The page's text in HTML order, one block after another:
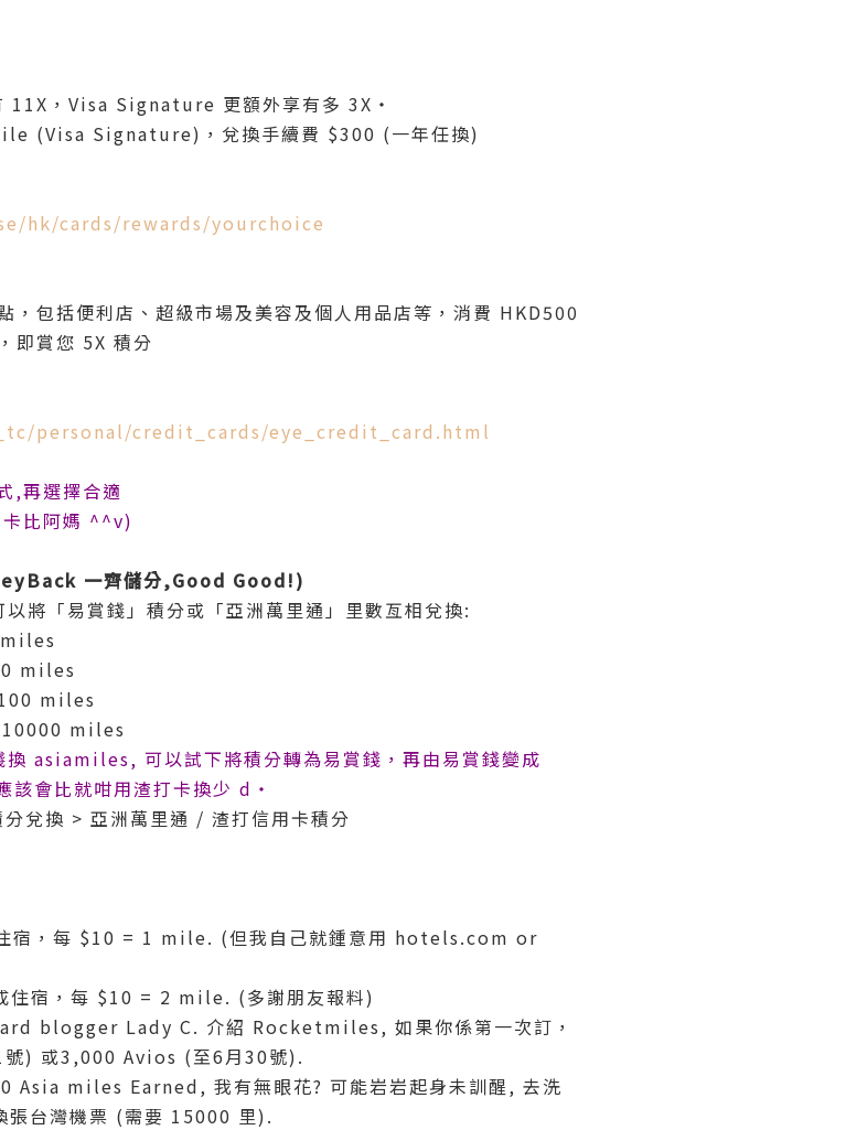
11X，Visa Signature 更額外享有多 3X‧
(Visa Signature)，兌換手續費 $300 (一年任換)
hk/cards/rewards/yourchoice
包括便利店、超級市場及美容及個人用品店等，消費 HKD500
即賞您 5X 積分
personal/credit_cards/eye_credit_card.html
,再選擇合適
比阿媽 ^^v)
一齊儲分,Good Good!)
將「易賞錢」積分或「亞洲萬里通」里數亙相兌換:
miles
miles
miles
換 asiamiles, 可以試下將積分轉為易賞錢，再由易賞錢變成
會比就咁用渣打卡換少 d‧
分兌換 > 亞洲萬里通 / 渣打信用卡積分
宿，每 $10 = 1 mile. (但我自己就鍾意用 hotels.com or
住宿，每 $10 = 2 mile. (多謝朋友報料)
blogger Lady C. 介紹 Rocketmiles, 如果你係第一次訂，
) 或3,000 Avios (至6月30號).
Asia miles Earned, 我有無眼花? 可能岩岩起身未訓醒, 去洗
台灣機票 (需要 15000 里).